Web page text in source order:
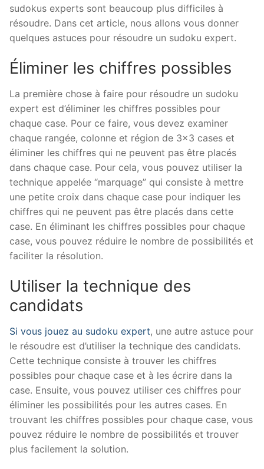
sudokus experts sont beaucoup plus difficiles à
résoudre. Dans cet article, nous allons vous donner
quelques astuces pour résoudre un sudoku expert.
Éliminer les chiffres possibles
La première chose à faire pour résoudre un sudoku
expert est d’éliminer les chiffres possibles pour
chaque case. Pour ce faire, vous devez examiner
chaque rangée, colonne et région de 3×3 cases et
éliminer les chiffres qui ne peuvent pas être placés
dans chaque case. Pour cela, vous pouvez utiliser la
technique appelée “marquage” qui consiste à mettre
une petite croix dans chaque case pour indiquer les
chiffres qui ne peuvent pas être placés dans cette
case. En éliminant les chiffres possibles pour chaque
case, vous pouvez réduire le nombre de possibilités et
faciliter la résolution.
Utiliser la technique des
candidats
Si vous jouez au sudoku expert, une autre astuce pour
le résoudre est d’utiliser la technique des candidats.
Cette technique consiste à trouver les chiffres
possibles pour chaque case et à les écrire dans la
case. Ensuite, vous pouvez utiliser ces chiffres pour
éliminer les possibilités pour les autres cases. En
trouvant les chiffres possibles pour chaque case, vous
pouvez réduire le nombre de possibilités et trouver
plus facilement la solution.